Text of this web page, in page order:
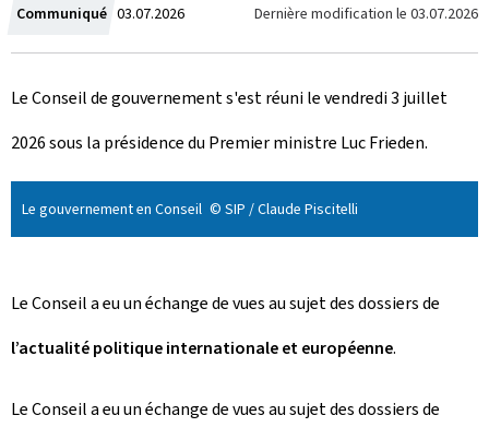
Communiqué C
r
é
e
e
03.07.2026 Dernière modification le 03.07.2026
Le Conseil de gouvernement s'est réuni le vendredi 3 juillet
2026 sous la présidence du Premier ministre Luc Frieden.
Le gouvernement en Conseil © SIP / Claude Piscitelli
Le Conseil a eu un échange de vues au sujet des dossiers de
l’actualité politique internationale et européenne.
Le Conseil a eu un échange de vues au sujet des dossiers de